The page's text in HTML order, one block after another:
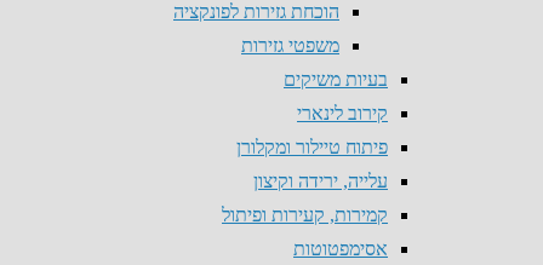
הוכחת גזירות לפונקציה
משפטי גזירות
בעיות משיקים
קירוב לינארי
פיתוח טיילור ומקלורן
עלייה, ירידה וקיצון
קמירות, קעירות ופיתול
אסימפטוטות